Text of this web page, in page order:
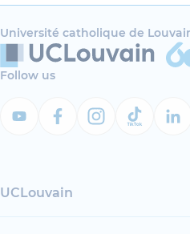
Université catholique de
Follow us
UCLouvain